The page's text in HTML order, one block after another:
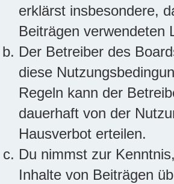
erklärst insbesondere,
Beiträgen verwendeten
Der Betreiber des
diese
Regeln kann der
dauerhaft von der
Hausverbot erteilen.
Du nimmst zur
Inhalte von Beiträgen